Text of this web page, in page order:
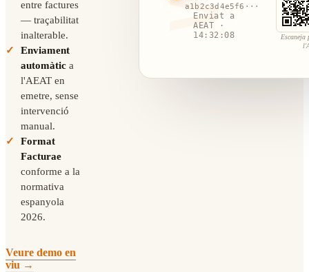
entre factures
— traçabilitat
inalterable.
Enviament
automàtic a
l'AEAT en
emetre, sense
intervenció
manual.
Format
Facturae
conforme a la
normativa
espanyola
2026.
Veure demo en
viu →
a1b2c3d4e5f6···
Enviat a
AEAT ·
14:32:08
Escaneja